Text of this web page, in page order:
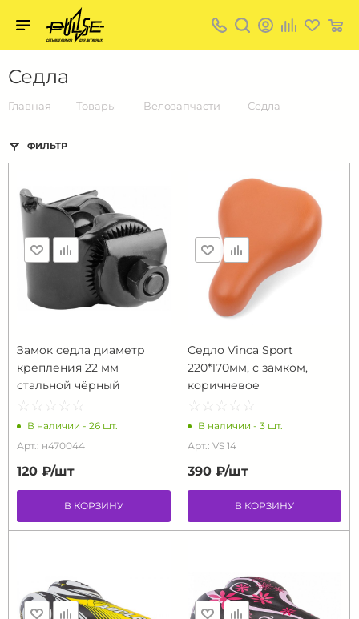
Седла
пульс:
сеть
для
Барнауле:
Главная Товары Велозапчасти Седла
ФИЛЬТР
Замок седла диаметр
крепления 22 мм
стальной чёрный
☆ ☆ ☆ ☆ ☆
★ ★ ★ ★ ★
В наличии - 26 шт.
Арт.: н470044
120 ₽/шт
В КОРЗИНУ
Седло Vinca Sport
220*170мм, с замком,
коричневое
☆ ☆ ☆ ☆ ☆
★ ★ ★ ★ ★
В наличии - 3 шт.
Арт.: VS 14
390 ₽/шт
В КОРЗИНУ